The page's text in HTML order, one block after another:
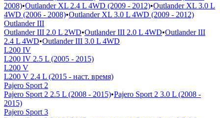
2008)•Outlander XL 2.4 L 4WD (2009 - 2012)•Outlander XL 3.0 L
4WD (2006 - 2008)•Outlander XL 3.0 L 4WD (2009 - 2012)
Outlander III
Outlander III 2.0 L 2WD•Outlander III 2.0 L 4WD•Outlander III
2.4 L 4WD•Outlander III 3.0 L 4WD
L200 IV
L200 IV 2.5 L (2005 - 2015)
L200 V
L200 V 2.4 L (2015 - наст. время)
Pajero Sport 2
Pajero Sport 2 2.5 L (2008 - 2015)•Pajero Sport 2 3.0 L (2008 -
2015)
Pajero Sport 3